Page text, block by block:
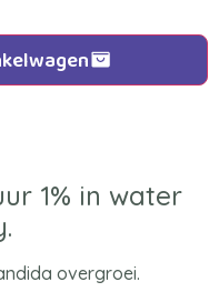
1% in water
overgroei.